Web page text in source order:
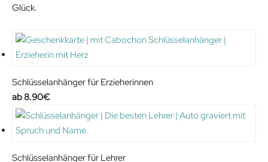
Glück.
Schlüsselanhänger für Erzieherinnen
8.90€
Schlüsselanhänger für Lehrer